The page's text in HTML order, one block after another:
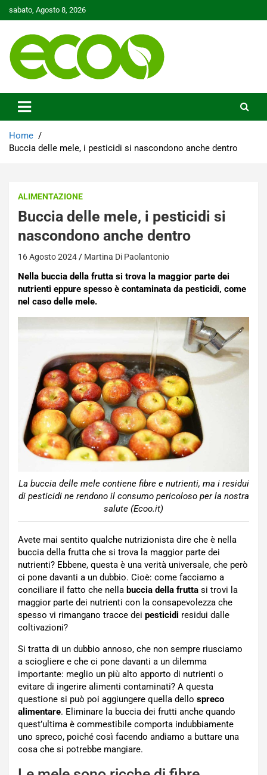
to
sabato, Agosto 8, 2026
Ecoo.it
Home
Buccia delle mele, i pesticidi si nascondono anche dentro
ALIMENTAZIONE
Buccia delle mele, i pesticidi si
nascondono anche dentro
16 Agosto 2024 Martina Di Paolantonio
Nella buccia della frutta si trova la maggior parte dei
nutrienti eppure spesso è contaminata da pesticidi, come
nel caso delle mele.
La buccia delle mele contiene fibre e nutrienti, ma i residui
di pesticidi ne rendono il consumo pericoloso per la nostra
salute (Ecoo.it)
Avete mai sentito qualche nutrizionista dire che è nella
buccia della frutta che si trova la maggior parte dei
nutrienti? Ebbene, questa è una verità universale, che però
ci pone davanti a un dubbio. Cioè: come facciamo a
conciliare il fatto che nella buccia della frutta si trovi la
maggior parte dei nutrienti con la consapevolezza che
spesso vi rimangano tracce dei pesticidi residui dalle
coltivazioni?
Si tratta di un dubbio annoso, che non sempre riusciamo
a sciogliere e che ci pone davanti a un dilemma
importante: meglio un più alto apporto di nutrienti o
evitare di ingerire alimenti contaminati? A questa
questione si può poi aggiungere quella dello spreco
alimentare. Eliminare la buccia dei frutti anche quando
quest’ultima è commestibile comporta indubbiamente
uno spreco, poiché così facendo andiamo a buttare una
cosa che si potrebbe mangiare.